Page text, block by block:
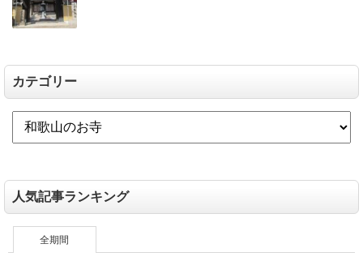
カテゴリー
人気記事ランキング
全期間